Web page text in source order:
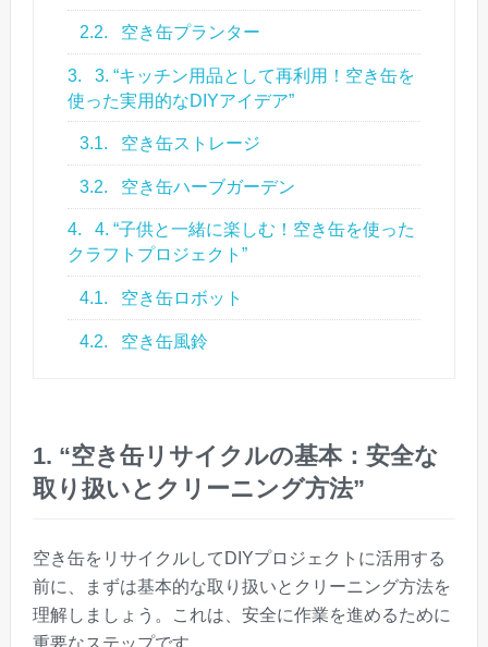
2.2. 空き缶プランター
3.
3. “キッチン用品として再利用！空き缶を
使った実用的なDIYアイデア”
3.1. 空き缶ストレージ
3.2. 空き缶ハーブガーデン
4.
4. “子供と一緒に楽しむ！空き缶を使った
クラフトプロジェクト”
4.1. 空き缶ロボット
4.2. 空き缶風鈴
1. “空き缶リサイクルの基本：安全な
取り扱いとクリーニング方法”
空き缶をリサイクルしてDIYプロジェクトに活用する
前に、まずは基本的な取り扱いとクリーニング方法を
理解しましょう。これは、安全に作業を進めるために
重要なステップです。